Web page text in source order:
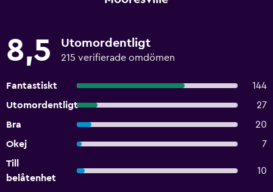
8,5 Utomordentligt
215 verifierade omdömen
Fantastiskt
144
Utomordentligt
27
Bra
20
Okej
7
Till
belåtenhet
10